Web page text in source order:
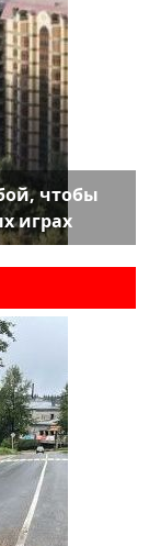
чтобы
играх